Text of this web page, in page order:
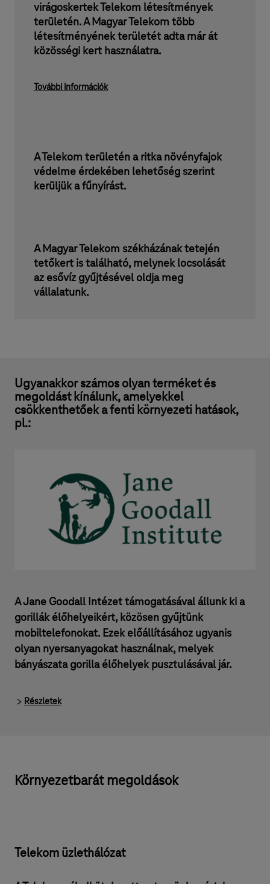
virágoskertek Telekom létesítmények
területén. A Magyar Telekom több
létesítményének területét adta már át
közösségi kert használatra.
További információk
A Telekom területén a ritka növényfajok
védelme érdekében lehetőség szerint
kerüljük a fűnyírást.
A Magyar Telekom székházának tetején
tetőkert is található, melynek locsolását
az esővíz gyűjtésével oldja meg
vállalatunk.
Ugyanakkor számos olyan terméket és
megoldást kínálunk, amelyekkel
csökkenthetőek a fenti környezeti hatások,
pl.:
A Jane Goodall Intézet támogatásával állunk ki a
gorillák élőhelyeikért, közösen gyűjtünk
mobiltelefonokat. Ezek előállításához ugyanis
olyan nyersanyagokat használnak, melyek
bányászata gorilla élőhelyek pusztulásával jár.
Részletek
Környezetbarát megoldások
Telekom üzlethálózat